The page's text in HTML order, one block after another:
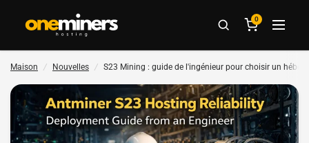
0
Maison / Nouvelles / S23 Mining : guide de l'ingénieur pour choisir un